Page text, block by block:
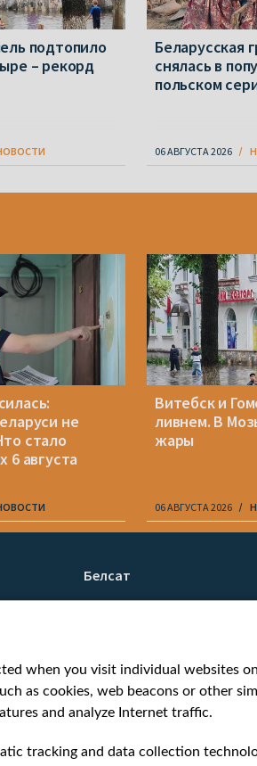
подтопило
– рекорд
Беларусская
снялась в
польском
06 АВГУСТА 2026
не
стало
6 августа
Витебск и
ливнем. В
жары
06 АВГУСТА 2026
Белсат
О нас
Ценности «Белсата»
Как нас смотреть
Награды
Как нас поддержать
when you visit individual websites
as cookies, web beacons or other
and analyze Internet traffic.
tracking and data collection